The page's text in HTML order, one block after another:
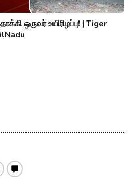
ஒருவர் உயிரிழப்பு! | Tiger